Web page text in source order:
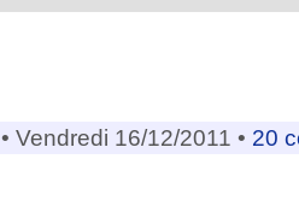
• Vendredi 16/12/2011 • 20